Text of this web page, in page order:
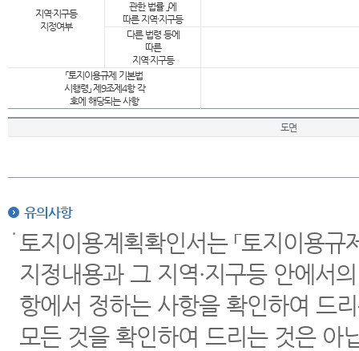
지역·지구등
지정여부
관한 법률 」에
따른 지역·지구등
다른 법령 등에
따른
지역·지구등
「토지이용규제 기본법
시행령」 제9조제4항 각
호에 해당되는 사항
도면
유의사항
토지이용계획확인서는 「토지이용
지정내용과 그 지역·지구등 안에서
항에서 정하는 사항을 확인하여 드
모든 것을 확인하여 드리는 것은 아